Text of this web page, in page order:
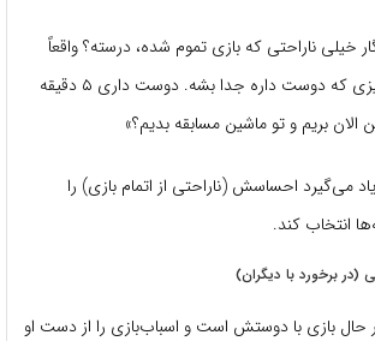
خیلی ناراحتی که بازی تموم شده، درسته؟ واقعاً
سخته که آدم از چیزی که دوست داره جدا بشه. دوست داری ۵ دقیقه
الان بریم و تو ماشین مسابقه بدیم؟»
یاد می‌گیرد احساسش (ناراحتی از اتمام بازی) را
انتخاب کند.
حال بازی با دوستش است و اسباب‌بازی را از دست او